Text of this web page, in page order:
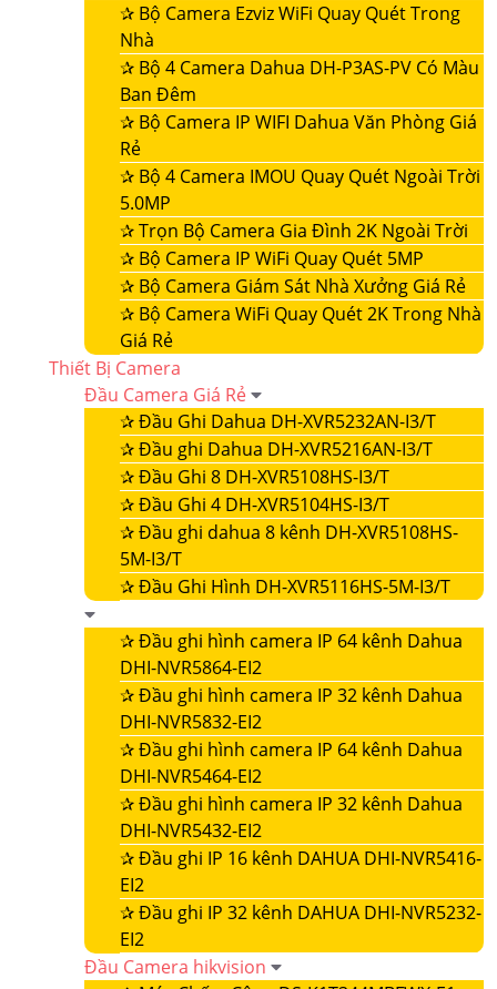
✰ Bộ Camera Ezviz WiFi Quay Quét Trong
Nhà
✰ Bộ 4 Camera Dahua DH-P3AS-PV Có Màu
Ban Đêm
✰ Bộ Camera IP WIFI Dahua Văn Phòng Giá
Rẻ
✰ Bộ 4 Camera IMOU Quay Quét Ngoài Trời
5.0MP
✰Trọn Bộ Camera Gia Đình 2K Ngoài Trời
✰ Bộ Camera IP WiFi Quay Quét 5MP
✰ Bộ Camera Giám Sát Nhà Xưởng Giá Rẻ
✰ Bộ Camera WiFi Quay Quét 2K Trong Nhà
Giá Rẻ
Thiết Bị Camera
Đầu Camera Giá Rẻ
✰Đầu Ghi Dahua DH-XVR5232AN-I3/T
✰Đầu ghi Dahua DH-XVR5216AN-I3/T
✰Đầu Ghi 8 DH-XVR5108HS-I3/T
✰Đầu Ghi 4 DH-XVR5104HS-I3/T
✰Đầu ghi dahua 8 kênh DH-XVR5108HS-
5M-I3/T
✰Đầu Ghi Hình DH-XVR5116HS-5M-I3/T
✰Đầu ghi hình camera IP 64 kênh Dahua
DHI-NVR5864-EI2
✰Đầu ghi hình camera IP 32 kênh Dahua
DHI-NVR5832-EI2
✰Đầu ghi hình camera IP 64 kênh Dahua
DHI-NVR5464-EI2
✰Đầu ghi hình camera IP 32 kênh Dahua
DHI-NVR5432-EI2
✰Đầu ghi IP 16 kênh DAHUA DHI-NVR5416-
EI2
✰Đầu ghi IP 32 kênh DAHUA DHI-NVR5232-
EI2
Đầu Camera hikvision